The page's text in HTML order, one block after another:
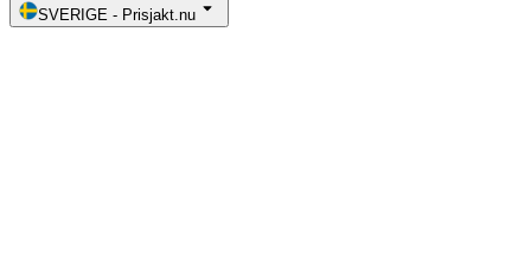
SVERIGE - Prisjakt.nu